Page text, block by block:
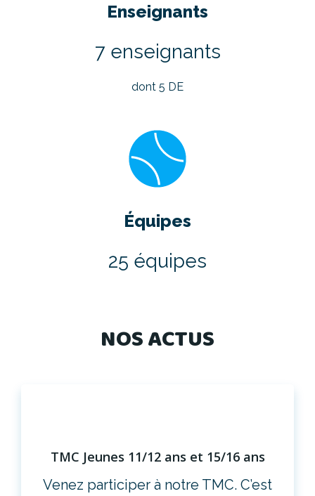
Enseignants
7 enseignants
dont 5 DE
Équipes
25 équipes
NOS ACTUS
TMC Jeunes 11/12 ans et 15/16 ans
Venez participer à notre TMC. C’est